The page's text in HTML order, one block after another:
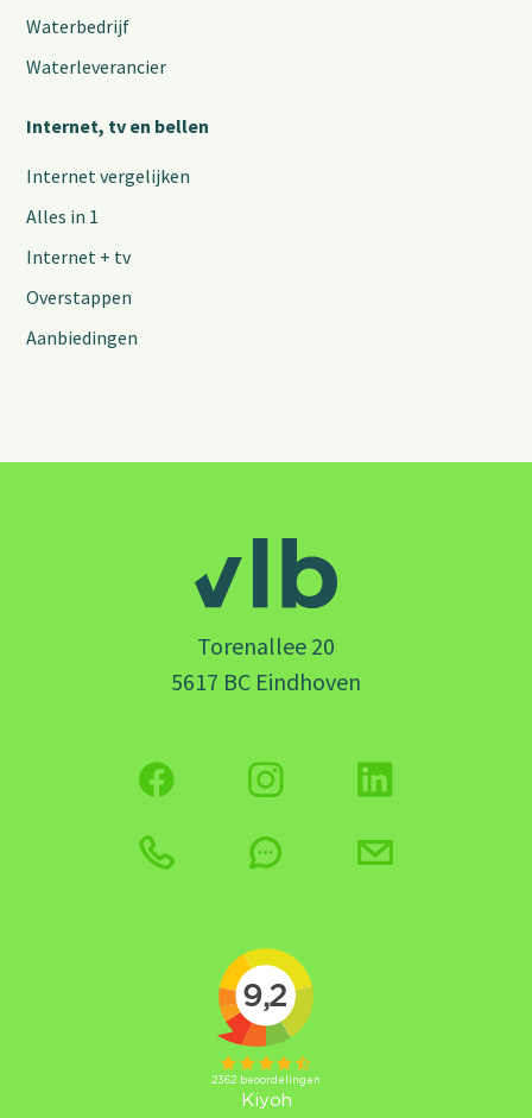
Waterbedrijf
Waterleverancier
Internet, tv en bellen
Internet vergelijken
Alles in 1
Internet + tv
Overstappen
Aanbiedingen
Torenallee 20
5617 BC Eindhoven